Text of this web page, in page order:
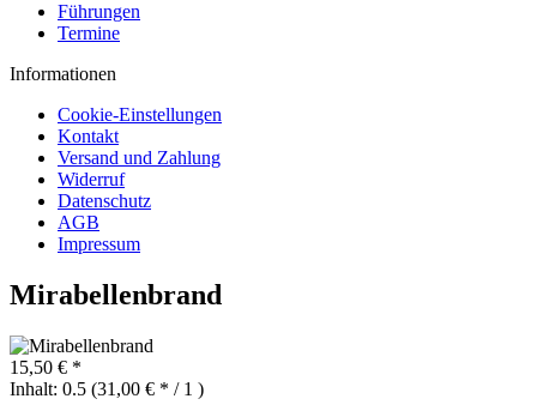
Führungen
Termine
Informationen
Cookie-Einstellungen
Kontakt
Versand und Zahlung
Widerruf
Datenschutz
AGB
Impressum
Mirabellenbrand
15,50 € *
Inhalt: 0.5 (31,00 € * / 1 )